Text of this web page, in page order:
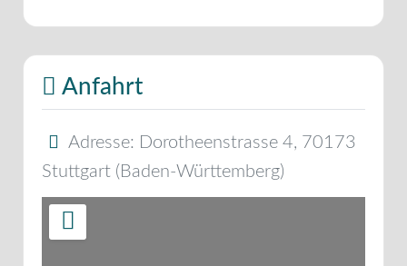
Anfahrt
Adresse: Dorotheenstrasse 4, 70173
Stuttgart ( Baden-Württemberg)